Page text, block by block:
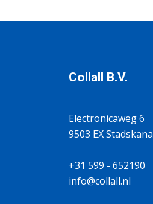
Collall B.V.
Electronicaweg 6
9503 EX
+31 599 - 652190
info@collall.nl